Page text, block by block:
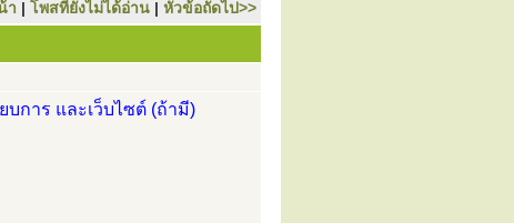
า | โพสที่ยังไม่ได้อ่าน | หัวข้อถัดไป>>
การ และเว็บไซต์ (ถ้ามี)